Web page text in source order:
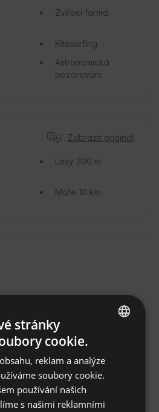
Zvířecí farma
Kitesurfing
Astronomická
pozorování
Zobrazit originál
Lesy 200 m
Moře 10 km
do 21:00
SPANISH
GERMAN
stránky
cookie.
reklam a analýze
soubory cookie.
používání našich
s našimi reklamními